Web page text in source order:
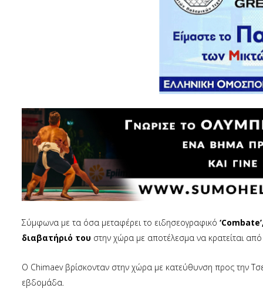
Σύμφωνα με τα όσα μεταφέρει το ειδησεογραφικό ‘Combate’,
διαβατήριό του στην χώρα με αποτέλεσμα να κρατείται από
Ο Chimaev βρίσκονταν στην χώρα με κατεύθυνση προς την
εβδομάδα.